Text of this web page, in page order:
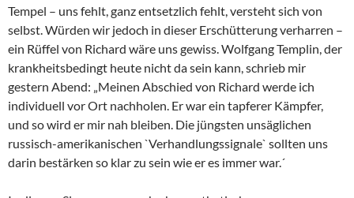
Tempel – uns fehlt, ganz entsetzlich fehlt, versteht sich von
selbst. Würden wir jedoch in dieser Erschütterung verharren –
ein Rüffel von Richard wäre uns gewiss. Wolfgang Templin, der
krankheitsbedingt heute nicht da sein kann, schrieb mir
gestern Abend: „Meinen Abschied von Richard werde ich
individuell vor Ort nachholen. Er war ein tapferer Kämpfer,
und so wird er mir nah bleiben. Die jüngsten unsäglichen
russisch-amerikanischen `Verhandlungssignale` sollten uns
darin bestärken so klar zu sein wie er es immer war.´